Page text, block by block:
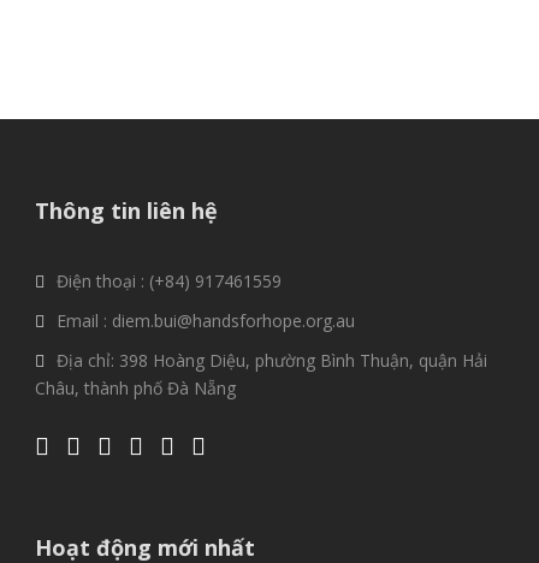
Thông tin liên hệ
Điện thoại : (+84) 917461559
Email : diem.bui@handsforhope.org.au
Địa chỉ: 398 Hoàng Diệu, phường Bình Thuận, quận Hải
Châu, thành phố Đà Nẵng
Hoạt động mới nhất